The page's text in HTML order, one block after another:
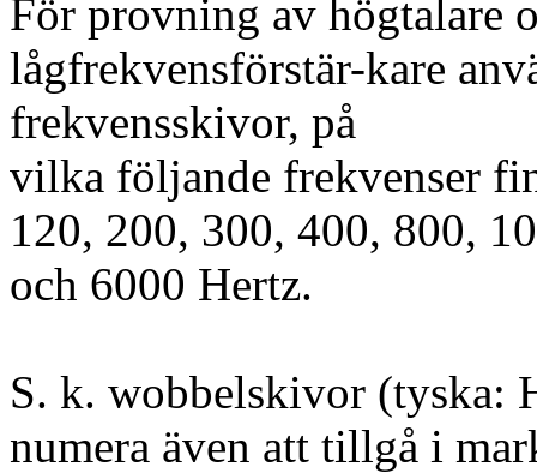
För provning av högtalare
lågfrekvensförstär-kare
frekvensskivor, på
vilka följande frekvenser
120, 200, 300, 400, 800,
och 6000 Hertz.
S. k. wobbelskivor (tyska:
numera även att tillgå i